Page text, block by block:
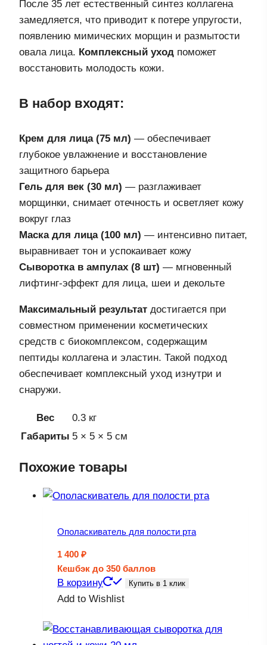
После 35 лет естественный синтез коллагена
замедляется, что приводит к потере упругости,
появлению мимических морщин и размытости
овала лица. Комплексный уход поможет
восстановить молодость кожи.
В набор входят:
Крем для лица (75 мл) — обеспечивает
глубокое увлажнение и восстановление
защитного барьера
Гель для век (30 мл) — разглаживает
морщинки, снимает отечность и осветляет кожу
вокруг глаз
Маска для лица (100 мл) — интенсивно питает,
выравнивает тон и успокаивает кожу
Сыворотка в ампулах (8 шт) — мгновенный
лифтинг-эффект для лица, шеи и декольте
Максимальный результат достигается при
совместном применении косметических
средств с биокомплексом, содержащим
пептиды коллагена и эластин. Такой подход
обеспечивает комплексный уход изнутри и
снаружи.
Вес
0.3 кг
Габариты 5 × 5 × 5 см
Похожие товары
Ополаскиватель для полости рта
1 400 ₽
Кешбэк до 350 баллов
В корзину Купить в 1 клик
Add to Wishlist